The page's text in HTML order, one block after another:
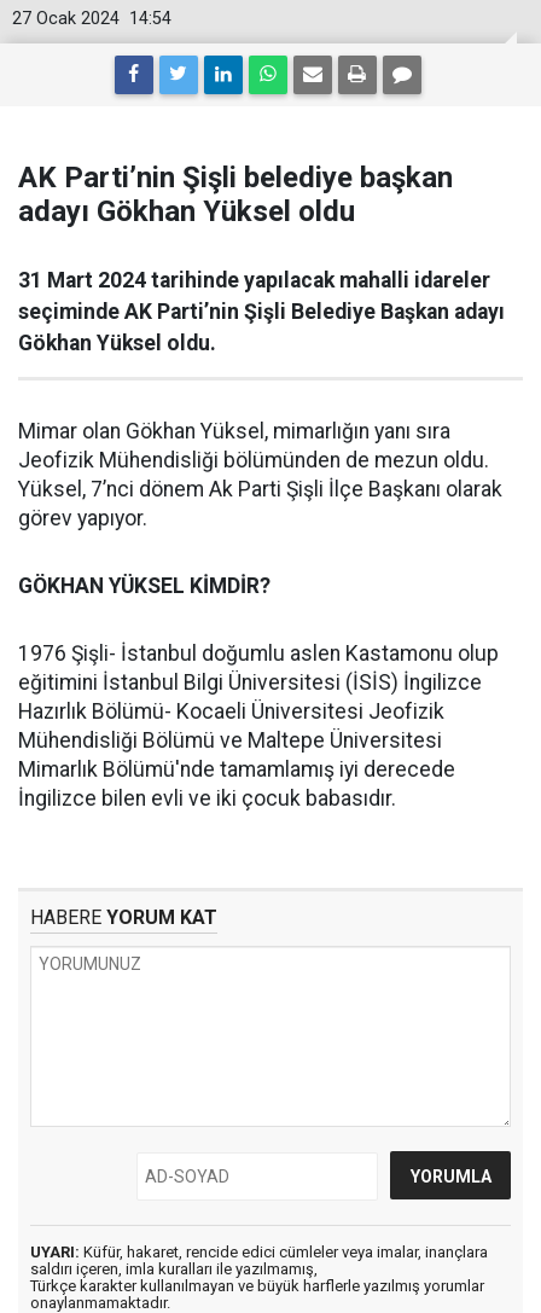
14:54
27 Ocak 2024
AK Parti’nin Şişli belediye başkan
adayı Gökhan Yüksel oldu
31 Mart 2024 tarihinde yapılacak mahalli idareler
seçiminde AK Parti’nin Şişli Belediye Başkan adayı
Gökhan Yüksel oldu.
Mimar olan Gökhan Yüksel, mimarlığın yanı sıra
Jeofizik Mühendisliği bölümünden de mezun oldu.
Yüksel, 7’nci dönem Ak Parti Şişli İlçe Başkanı olarak
görev yapıyor.
GÖKHAN YÜKSEL KİMDİR?
1976 Şişli- İstanbul doğumlu aslen Kastamonu olup
eğitimini İstanbul Bilgi Üniversitesi (İSİS) İngilizce
Hazırlık Bölümü- Kocaeli Üniversitesi Jeofizik
Mühendisliği Bölümü ve Maltepe Üniversitesi
Mimarlık Bölümü'nde tamamlamış iyi derecede
İngilizce bilen evli ve iki çocuk babasıdır.
HABERE YORUM KAT
UYARI: Küfür, hakaret, rencide edici cümleler veya imalar, inançlara
saldırı içeren, imla kuralları ile yazılmamış,
Türkçe karakter kullanılmayan ve büyük harflerle yazılmış yorumlar
onaylanmamaktadır.